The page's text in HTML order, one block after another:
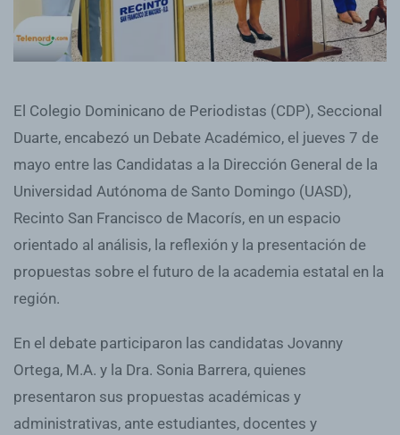
El Colegio Dominicano de Periodistas (CDP), Seccional
Duarte, encabezó un Debate Académico, el jueves 7 de
mayo entre las Candidatas a la Dirección General de la
Universidad Autónoma de Santo Domingo (UASD),
Recinto San Francisco de Macorís, en un espacio
orientado al análisis, la reflexión y la presentación de
propuestas sobre el futuro de la academia estatal en la
región.
En el debate participaron las candidatas Jovanny
Ortega, M.A. y la Dra. Sonia Barrera, quienes
presentaron sus propuestas académicas y
administrativas, ante estudiantes, docentes y